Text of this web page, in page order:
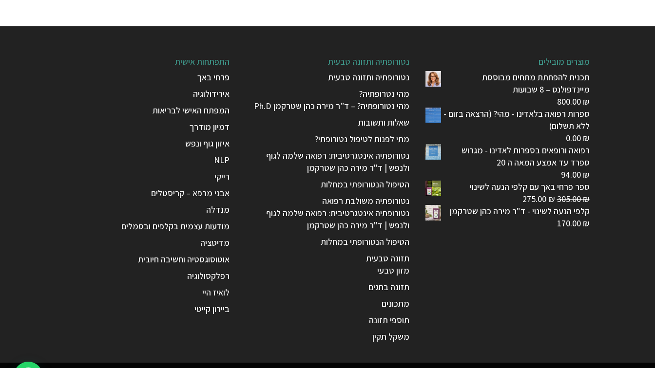
התפתחות אישית
פרחי באך
אירידולוגיה
המפתח האישי לבריאות
דמיון מודרך
איזון גוף ונפש
NLP
רייקי
אבני מרפא – קריסטלים
מנדלה
מודעות עצמית בקלפים ובסמלים
מדיטציה
אוטוסוגסטיה וחשיבה חיובית
רפלקסולוגיה
לואיז היי
ביירון קייטי
נטורופתיה ותזונה טבעית
נטורופתיה ותזונה טבעית
מהי נטרופתיה?
מהי נטורופתיה? – ד”ר מירה כהן שטרקמן Ph.D
שאלות ותשובות
מתי לפנות לטיפול נטורופתי?
נטורופתיה אינטגרטיבית: רפואה שלמה לגוף
ולנפש | ד"ר מירה כהן שטרקמן
הטיפול הנטורופתי במחלות
נטורופתיה משולבת רפואה
נטורופתיה אינטגרטיבית: רפואה שלמה לגוף
ולנפש | ד"ר מירה כהן שטרקמן
הטיפול הנטורופתי במחלות
תזונה טבעית
מזון טבעי
תזונה בחגים
מתכונים
תוספי תזונה
משקל תקין
מוצרים מובילים
תכנית להפחתת מתחים מבוססת
מיינדפולנס – 8 שבועות
800.00 ₪
ספרות רפואה בלאדינו - מהי? (הרצאה בזום -
ללא תשלום)
0.00 ₪
רפואה ורופאים בספרות לאדינו - מגרוש
ספרד עד אמצע המאה ה 20
94.00 ₪
ספר פרחי באך עם קלפי הנעה לשינוי
305.00₪
המחיר
המקורי
275.00 ₪
הנוכחי
קלפי הנעה לשינוי - ד"ר מירה כהן שטרקמן
170.00 ₪